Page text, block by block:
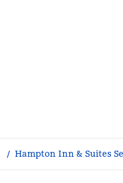
/ Hampton Inn & Suites